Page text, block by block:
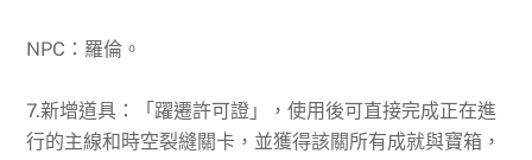
NPC：羅倫。
7.新增道具：「躍遷許可證」，使用後可直接完成正在進
行的主線和時空裂縫關卡，並獲得該關所有成就與寶箱，